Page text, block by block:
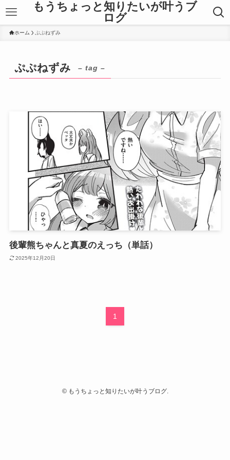
もうちょっと知りたいが叶うブ
ログ
ホーム ぷぷねずみ
ぷぷねずみ – tag –
後輩熊ちゃんと真夏のえっち（単話）
2025年12月20日
1
©もうちょっと知りたいが叶うブログ.